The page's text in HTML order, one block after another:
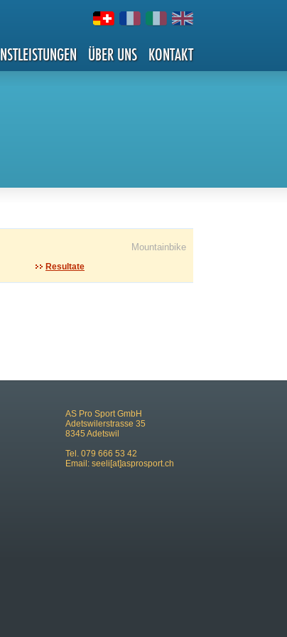
ÜBER UNS KONTAKT
Mountainbike
Resultate
AS Pro Sport GmbH
Adetswilerstrasse 35
8345 Adetswil
Tel. 079 666 53 42
Email: seeli[at]asprosport.ch